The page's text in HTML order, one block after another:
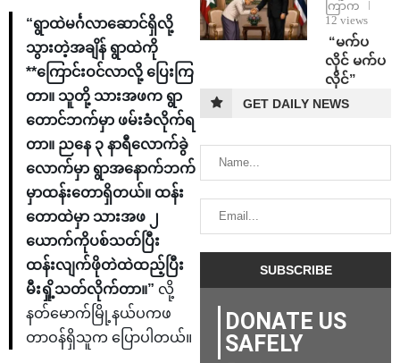
“ရွာထဲမင်္ဂလာဆောင်ရှိလို့
သွားတဲ့အချိန် ရွာထဲကို
**ကြောင်းဝင်လာလို့ ပြေးကြ
တာ။ သူတို့ သားအဖက ရွာ
တောင်ဘက်မှာ ဖမ်းခံလိုက်ရ
တာ။ ညနေ ၃ နာရီလောက်ခွဲ
လောက်မှာ ရွာအနောက်ဘက်
မှာထန်းတောရှိတယ်။ ထန်း
တောထဲမှာ သားအဖ ၂
ယောက်ကိုပစ်သတ်ပြီး
ထန်းလျက်ဖိုတဲထဲထည့်ပြီး
မီးရှို့သတ်လိုက်တာ။” လို့
နတ်မောက်မြို့နယ်ပကဖ
တာဝန်ရှိသူက ပြောပါတယ်။
ကြာက
12 views
⁨ ⁨“မက်ပ
လိုင် မက်ပ
လိုင်”
GET DAILY NEWS
DONATE US
SAFELY